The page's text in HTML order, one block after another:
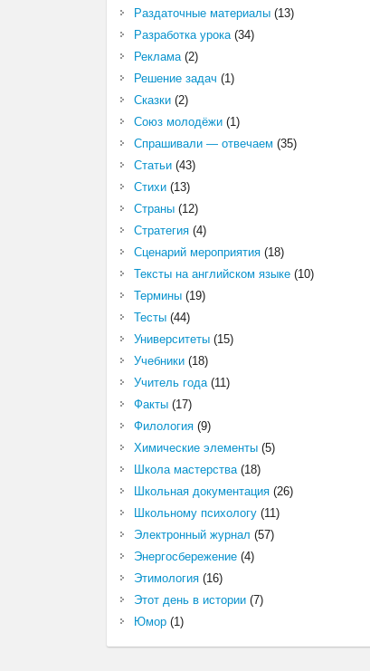
Раздаточные материалы(13)
Разработка урока(34)
Реклама(2)
Решение задач (1)
Сказки(2)
Союз молодёжи(1)
Спрашивали — отвечаем (35)
Статьи(43)
Стихи(13)
Страны(12)
Стратегия(4)
Сценарий мероприятия(18)
Тексты на английском языке(10)
Термины(19)
Тесты(44)
Университеты(15)
Учебники(18)
Учитель года(11)
Факты(17)
Филология(9)
Химические элементы(5)
Школа мастерства(18)
Школьная документация(26)
Школьному психологу(11)
Электронный журнал (57)
Энергосбережение(4)
Этимология(16)
Этот день в истории(7)
Юмор(1)